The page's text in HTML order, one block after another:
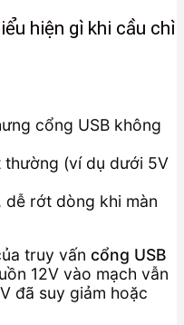
hiện gì khi cầu chì
cổng USB không
thường (ví dụ dưới 5V
rớt dòng khi màn
truy vấn cổng USB
12V vào mạch vẫn
đã suy giảm hoặc